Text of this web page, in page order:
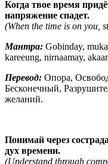
Когда твое время
напряжение спадет.
(When the time is on you,
Мантра: Gobinday,
kareeung, nirnaamay,
Перевод: Опора,
Бесконечный,
желаний.
Понимай через
дух времени.
(Understand through